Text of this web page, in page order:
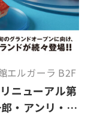
エルガーラ B2F
ニューアル第
・アンリ・シ